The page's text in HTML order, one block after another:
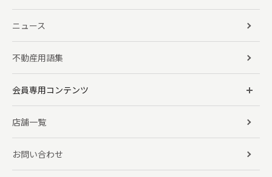
ニュース
不動産用語集
会員専用コンテンツ
店舗一覧
お問い合わせ